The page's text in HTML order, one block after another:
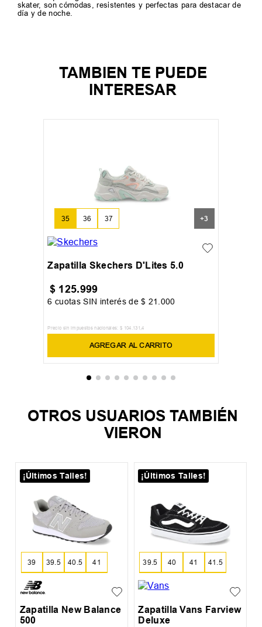
skater, son cómodas, resistentes y perfectas para destacar de
día y de noche.
TAMBIEN TE PUEDE
INTERESAR
35 36 37 +3
Zapatilla Skechers D'Lites 5.0
$ 125.999
6 cuotas SIN interés de$ 21 000
Precio sin impuestos nacionales: $ 104 .131 ,4
AGREGAR AL CARRITO
OTROS USUARIOS TAMBIÉN
VIERON
¡Últimos Talles!
39 39.5 40.5 41
41.5
Zapatilla New Balance
500
¡Últimos Talles!
39.5 40 41 41.5
42 42.5
Zapatilla Vans Farview
Deluxe